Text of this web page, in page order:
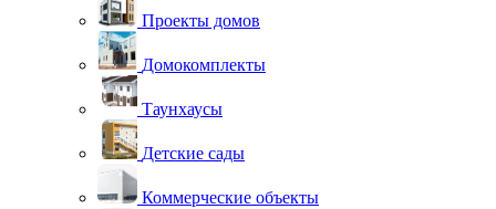
Проекты домов
Домокомплекты
Таунхаусы
Детские сады
Коммерческие объекты